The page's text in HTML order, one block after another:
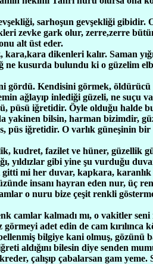
sarhoşun gevşekliği gibidir.
zevke gark olur, zerre,zerre
alt üst eder.
kara,kara dikenleri kalır. Saman
ne kusurda bulundu ki o güzelim
gördü. Kendisini görmek,
ağlayıp inlediği güzeli, ne suçu
püsü iğretidir. Öyle olduğu halde
yakinen bilsin, harman bizimdir,
püs iğretidir. O varlık güneşinin bir
kudret, fazilet ve hüner, güzellik
yıldızlar gibi yine şu vurduğu
gitti mi her duvar, kapkara,
insanı hayran eden nur, üç
o nuru bize çeşit renkli
camlar kalmadı mı, o vakitler
görmeyi adet edin de cam kırılınca
bilgiye kani olmuş, gözünü
iğreti aldığını bilesin diye senden
çalışıp çabalarsan gam